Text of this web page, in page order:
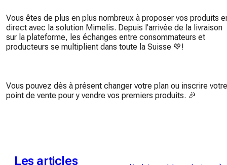
Vous êtes de plus en plus nombreux à proposer vos produits
direct avec la solution Mimelis. Depuis l'arrivée de la livraison
sur la plateforme, les échanges entre consommateurs et
producteurs se multiplient dans toute la Suisse 💚!
Vous pouvez dès à présent changer votre plan ou inscrire votre
point de vente pour y vendre vos premiers produits. 🎉
Les articles